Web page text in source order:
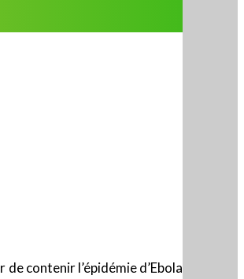
contenir l’épidémie d’Ebola